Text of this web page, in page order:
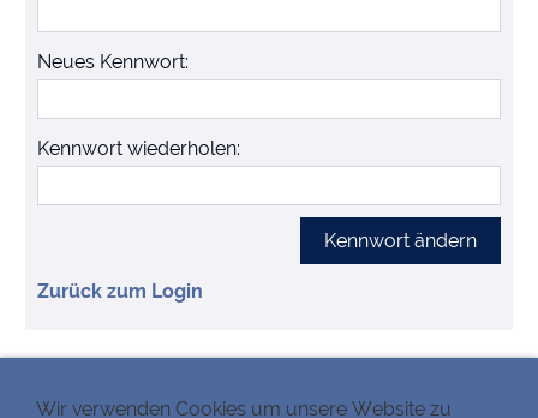
Neues Kennwort:
Kennwort wiederholen:
Zurück zum Login
MITARBEITERBEREICH
Wir verwenden Cookies um unsere Website zu